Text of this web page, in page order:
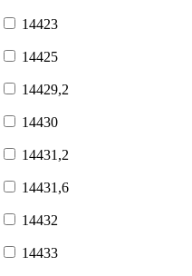
14423
14425
14429,2
14430
14431,2
14431,6
14432
14433